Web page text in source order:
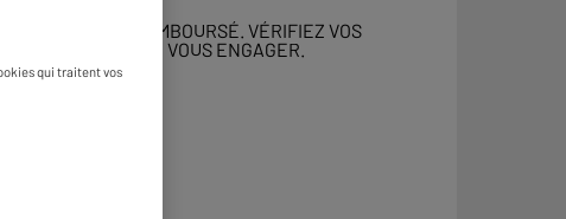
ET DOIT ÊTRE REMBOURSÉ. VÉRIFIEZ VOS
AVANT DE VOUS ENGAGER.
qui traitent vos